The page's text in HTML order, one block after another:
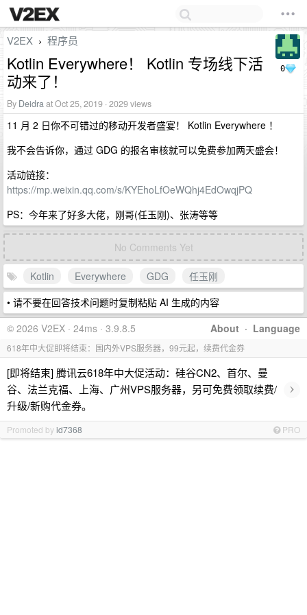
0
V2EX › 程序员
Kotlin Everywhere！ Kotlin 专场线下活
动来了！
By Deidraat Oct 25, 2019 · 2029 views
11 月 2 日你不可错过的移动开发者盛宴！ Kotlin Everywhere ！
我不会告诉你，通过 GDG 的报名审核就可以免费参加两天盛会！
活动链接：
https://mp.weixin.qq.com/s/KYEhoLfOeWQhj4EdOwqjPQ
PS：今年来了好多大佬，刚哥(任玉刚)、张涛等等
No Comments Yet
Kotlin Everywhere GDG
任玉刚
• 请不要在回答技术问题时复制粘贴 AI 生成的内容
About · Language
© 2026 V2EX · 24ms · 3.9.8.5
618年中大促即将结束：国内外VPS服务器，99元起，续费代金券
[即将结束] 腾讯云618年中大促活动：硅谷CN2、首尔、曼
谷、法兰克福、上海、广州VPS服务器，另可免费领取续费/
升级/新购代金券。
›
Promoted byid7368 PRO